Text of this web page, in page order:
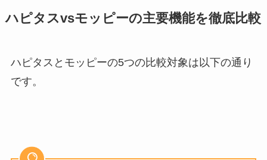
ハピタスvsモッピーの主要機能を徹底比較
ハピタスとモッピーの5つの比較対象は以下の通り
です。